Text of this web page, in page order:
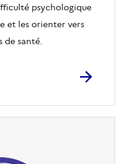
psychologique
et les orienter vers
de santé.